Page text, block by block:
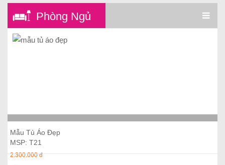
Phòng Ngủ
Mẫu Tủ Áo Đẹp
MSP: T21
2.300.000 đ